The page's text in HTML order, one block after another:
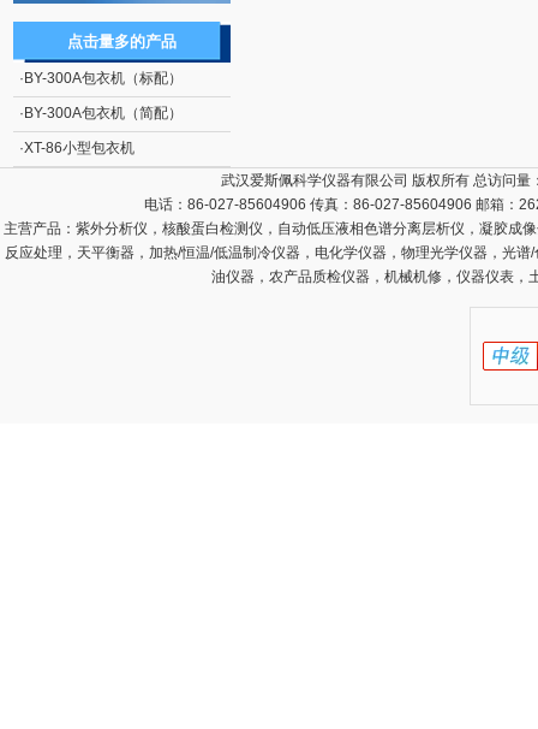
点击量多的产品
· BY-300A包衣机（标配）
· BY-300A包衣机（简配）
·XT-86小型包衣机
武汉爱斯佩科学仪器有限公司 版权所有 总访问量
电话：86-027-85604906 传真：86-027-85604906 邮箱：
主营产品： 紫外分析仪，核酸蛋白检测仪，自动低压液相色谱分离层析仪，凝胶成
反应处理，天平衡器，加热/恒温/低温制冷仪器，电化学仪器，物理光学仪器，光
油仪器，农产品质检仪器，机械机修，仪器仪表，